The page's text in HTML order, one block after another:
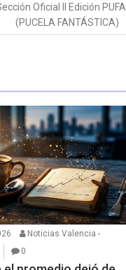
Oficial II Edición PUFA
(PUCELA FANTÁSTICA)
Noticias Valencia -
0